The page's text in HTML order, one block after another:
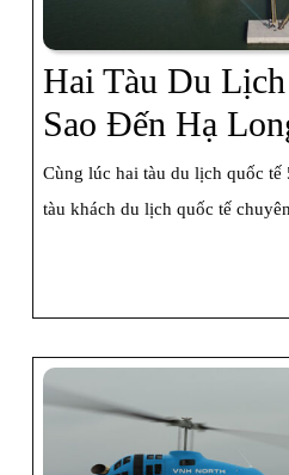
Hai Tàu Du
Sao Đến Hạ
Cùng lúc hai tàu du lịch quốc tế
tàu khách du lịch quốc tế